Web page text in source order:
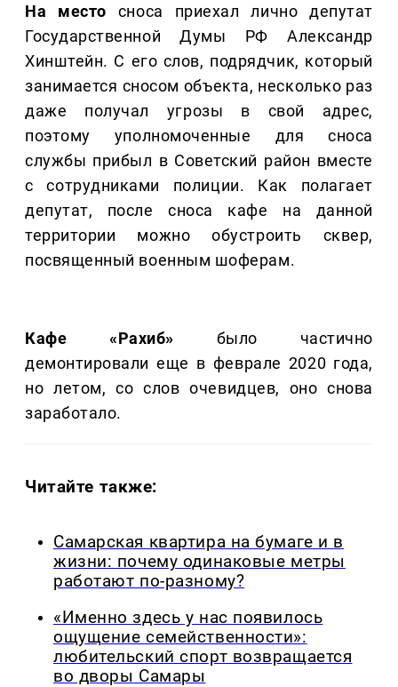
На место сноса приехал лично депутат
Государственной Думы РФ Александр
Хинштейн. С его слов, подрядчик, который
занимается сносом объекта, несколько раз
даже получал угрозы в свой адрес,
поэтому уполномоченные для сноса
службы прибыл в Советский район вместе
с сотрудниками полиции. Как полагает
депутат, после сноса кафе на данной
территории можно обустроить сквер,
посвященный военным шоферам.
Кафе «Рахиб» было частично
демонтировали еще в феврале 2020 года,
но летом, со слов очевидцев, оно снова
заработало.
Читайте также:
Самарская квартира на бумаге и в
жизни: почему одинаковые метры
работают по-разному?
«Именно здесь у нас появилось
ощущение семейственности»:
любительский спорт возвращается
во дворы Самары